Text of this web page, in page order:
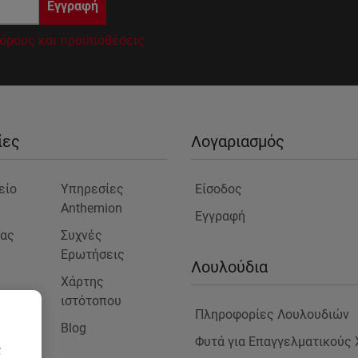
Εγγραφή
όρους και προϋποθέσεις
Υπηρεσίες
Anthemion
Συχνές
Ερωτήσεις
Χάρτης
ιστότοπου
Blog
Λογαριασμός
Είσοδος
Εγγραφή
Λουλούδια
Πληροφορίες Λουλουδιών
Φυτά για